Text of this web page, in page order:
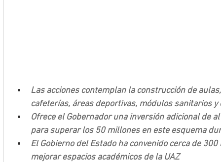
Las acciones contemplan la construcción de
cafeterías, áreas deportivas, módulos sanitarios y
Ofrece el Gobernador una inversión adicional de
para superar los 50 millones en este esquema
El Gobierno del Estado ha convenido cerca de
mejorar espacios académicos de la UAZ